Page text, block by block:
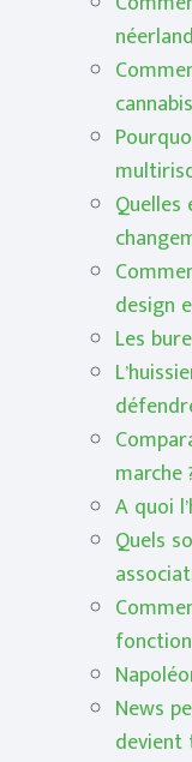
Quelles
design
Les
marche
A quoi
Quels
News
devient